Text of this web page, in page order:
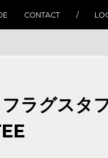
CONTACT
ラグスタ